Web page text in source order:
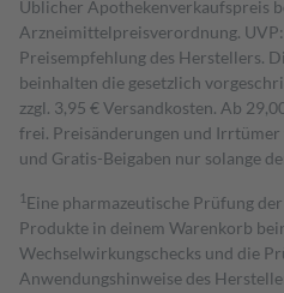
Üblicher Apothekenverkaufspreis
Arzneimittelpreisverordnung.
Preisempfehlung des Herstellers.
beinhalten die gesetzlich
zzgl. 3,95 € Versandkosten. Ab
frei. Preisänderungen und
und Gratis-Beigaben nur solange
1 Eine pharmazeutische Prüfung
Produkte in deinem Warenkorb
Wechselwirkungschecks und die
Anwendungshinweise des